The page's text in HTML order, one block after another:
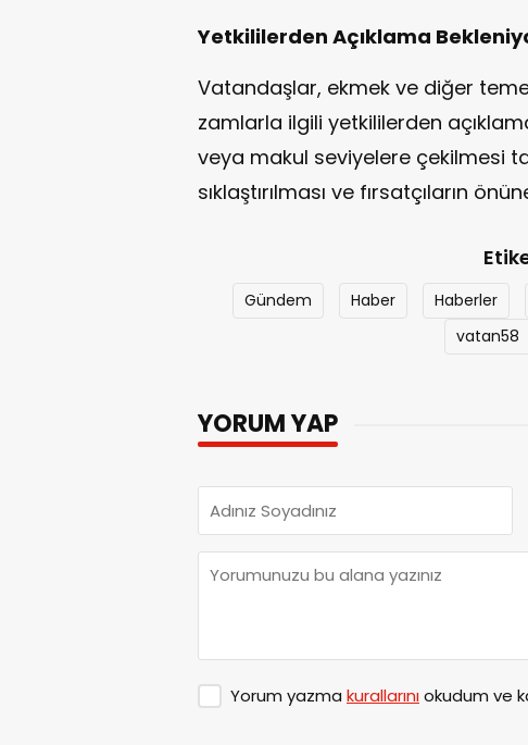
Yetkililerden Açıklama
Vatandaşlar, ekmek ve diğer
zamlarla ilgili yetkililerden
veya makul seviyelere çekilmesi
sıklaştırılması ve fırsatçıların
Gündem Haber Haberler
vatan58
YORUM YAP
Yorum yazma kurallarınıokudum ve